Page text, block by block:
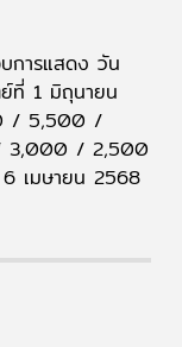
การแสดง วัน
ที่ 1 มิถุนายน
/ 5,500 /
/ 2,500
เมษายน 2568